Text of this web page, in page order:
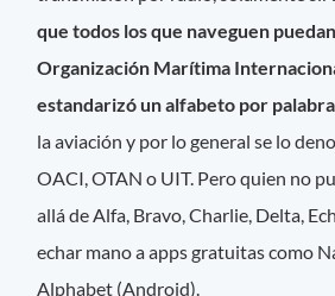
que todos los que naveguen
Organización Marítima
estandarizó un alfabeto por
la aviación y por lo general se lo
OACI, OTAN o UIT. Pero quien no
allá de Alfa, Bravo, Charlie, Delta,
echar mano a apps gratuitas como
Alphabet (Android).